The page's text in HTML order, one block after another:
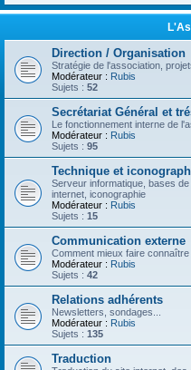
Direction / Organisation
Stratégie de l'association,
Modérateur : Rubis
Sujets : 52
Secrétariat Général et
Le fonctionnement interne de
Modérateur : Rubis
Sujets : 95
Technique et
Serveur informatique, bases
internet, iconographie
Modérateur : Rubis
Sujets : 15
Communication externe
Comment mieux faire
Modérateur : Rubis
Sujets : 42
Relations adhérents
Newsletters, sondages...
Modérateur : Rubis
Sujets : 135
Traduction